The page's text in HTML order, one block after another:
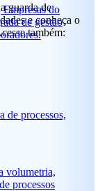
Empresas do
de gestão
guarda de
e conheça o
também:
de processos,
volumetria,
processos